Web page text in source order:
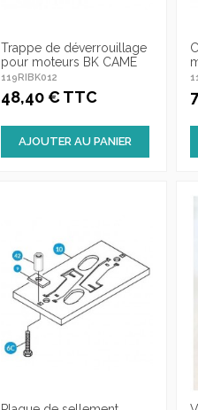
Trappe de déverrouillage
pour moteurs BK CAME
119RIBK012
48,40 € TTC
AJOUTER AU PANIER